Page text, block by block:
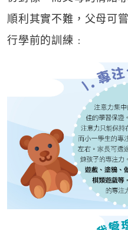
順利其實不難，父母可
行學前的訓練﹕